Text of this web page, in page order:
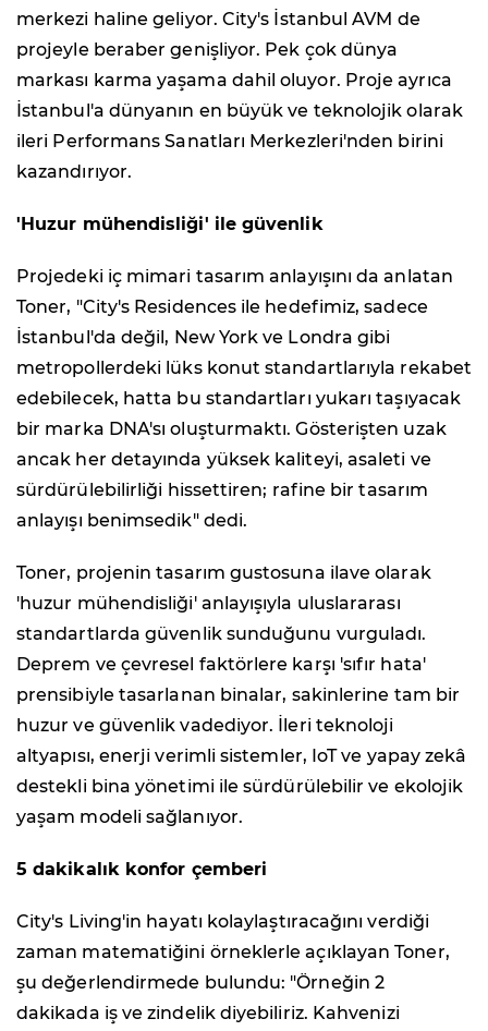
merkezi haline geliyor. City's İstanbul AVM de
projeyle beraber genişliyor. Pek çok dünya
markası karma yaşama dahil oluyor. Proje ayrıca
İstanbul'a dünyanın en büyük ve teknolojik olarak
ileri Performans Sanatları Merkezleri'nden birini
kazandırıyor.
'Huzur mühendisliği' ile güvenlik
Projedeki iç mimari tasarım anlayışını da anlatan
Toner, "City's Residences ile hedefimiz, sadece
İstanbul'da değil, New York ve Londra gibi
metropollerdeki lüks konut standartlarıyla rekabet
edebilecek, hatta bu standartları yukarı taşıyacak
bir marka DNA'sı oluşturmaktı. Gösterişten uzak
ancak her detayında yüksek kaliteyi, asaleti ve
sürdürülebilirliği hissettiren; rafine bir tasarım
anlayışı benimsedik" dedi.
Toner, projenin tasarım gustosuna ilave olarak
'huzur mühendisliği' anlayışıyla uluslararası
standartlarda güvenlik sunduğunu vurguladı.
Deprem ve çevresel faktörlere karşı 'sıfır hata'
prensibiyle tasarlanan binalar, sakinlerine tam bir
huzur ve güvenlik vadediyor. İleri teknoloji
altyapısı, enerji verimli sistemler, IoT ve yapay zekâ
destekli bina yönetimi ile sürdürülebilir ve ekolojik
yaşam modeli sağlanıyor.
5 dakikalık konfor çemberi
City's Living'in hayatı kolaylaştıracağını verdiği
zaman matematiğini örneklerle açıklayan Toner,
şu değerlendirmede bulundu: "Örneğin 2
dakikada iş ve zindelik diyebiliriz. Kahvenizi